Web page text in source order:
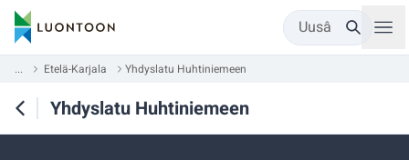
Uusâ
... Etelä-Karjala Yhdyslatu Huhtiniemeen
Yhdyslatu Huhtiniemeen